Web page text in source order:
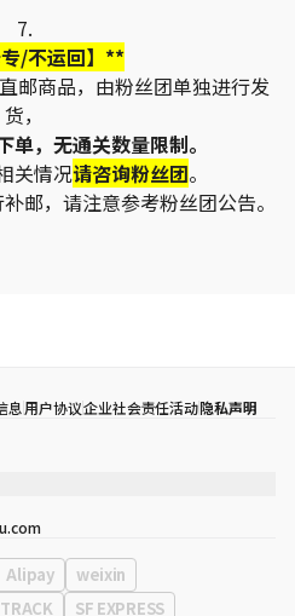
7.
/不运回】**
邮商品，由粉丝团单独进行发
货，
，无通关数量限制。
关情况请咨询粉丝团。
邮，请注意参考粉丝团公告。
息用户协议企业社会责任活动隐私声明
513号 3楼 （三成洞， coex)
Alipay
weixin
SF EXPRESS